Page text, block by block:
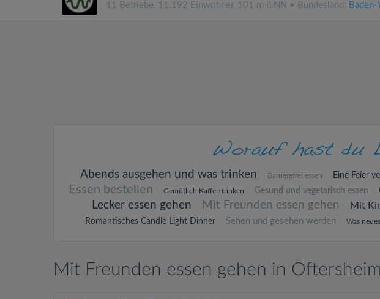
11 Betriebe, 11.192 Einwohner, 101 m ü.NN • Bundesland:
Abends ausgehen und was trinken Barrierefrei essen Eine Feier
Essen bestellen Gemütlich Kaffee trinken Gesund und vegetarisch essen
Lecker essen gehen Mit Freunden essen gehen Mit
Romantisches Candle Light Dinner Sehen und gesehen werden Was
Mit Freunden essen gehen in Oftersheim